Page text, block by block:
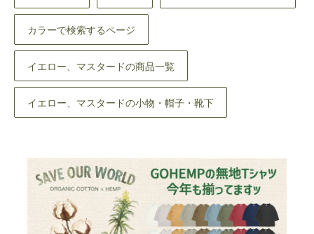
カラーで検索するページ
イエロー、マスタードの商品一覧
イエロー、マスタードの小物・帽子・靴下